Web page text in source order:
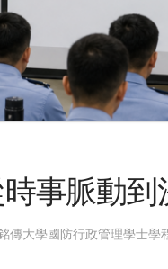
事脈動到
傳大學國防行政管理學士